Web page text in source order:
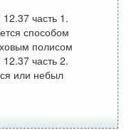
часть 1.
способом
полисом
часть 2.
или небыл